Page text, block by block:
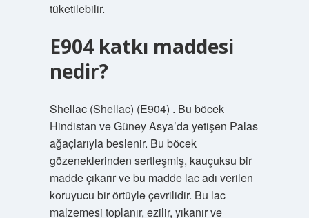
tüketilebilir.
E904 katkı maddesi
nedir?
Shellac (Shellac) (E904) . Bu böcek
Hindistan ve Güney Asya’da yetişen Palas
ağaçlarıyla beslenir. Bu böcek
gözeneklerinden sertleşmiş, kauçuksu bir
madde çıkarır ve bu madde lac adı verilen
koruyucu bir örtüyle çevrilidir. Bu lac
malzemesi toplanır, ezilir, yıkanır ve